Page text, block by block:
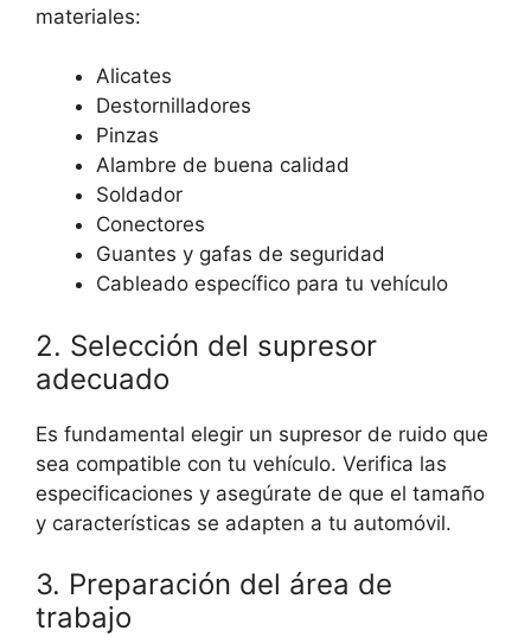
materiales:
Alicates
Destornilladores
Pinzas
Alambre de buena calidad
Soldador
Conectores
Guantes y gafas de seguridad
Cableado específico para tu vehículo
2. Selección del supresor
adecuado
Es fundamental elegir un supresor de ruido que
sea compatible con tu vehículo. Verifica las
especificaciones y asegúrate de que el tamaño
y características se adapten a tu automóvil.
3. Preparación del área de
trabajo